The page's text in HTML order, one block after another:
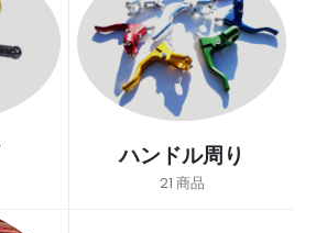
ハンドル周り
21 商品